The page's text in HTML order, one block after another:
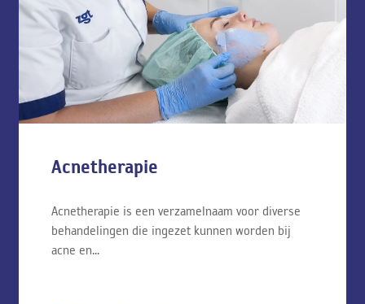
Acnetherapie
Acnetherapie is een verzamelnaam voor diverse
behandelingen die ingezet kunnen worden bij
acne en...